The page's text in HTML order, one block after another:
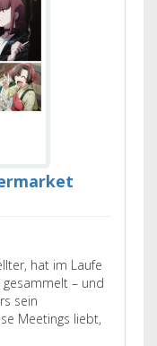
hat im Laufe
gesammelt – und
sein
Meetings liebt,